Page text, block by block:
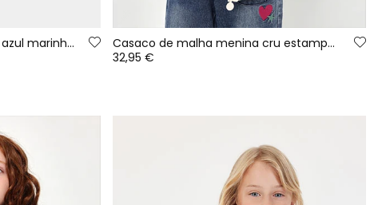
Casaco de pelúcia menina azul marinho estampado flores
Casaco de malha menina cru estampado multicolor
32,95 €